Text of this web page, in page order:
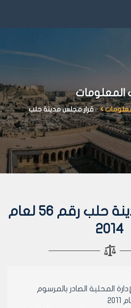
المعلومات
قرار مجلس مدينة حلب
قرار مجلس مدينة حلب رقم 56 لعام
2014
المحلية الصادر بالمرسوم